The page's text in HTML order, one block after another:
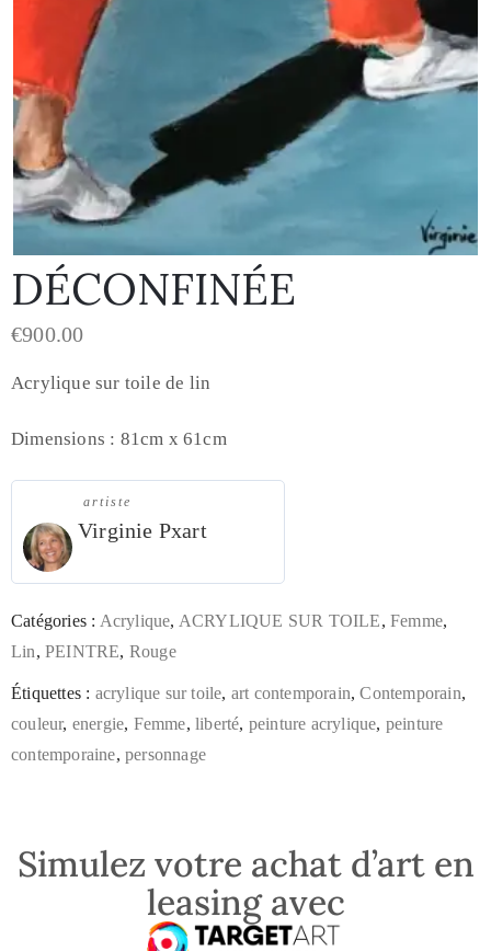
DÉCONFINÉE
€900.00
Acrylique sur toile de lin
Dimensions : 81cm x 61cm
artiste
Virginie Pxart
Catégories : Acrylique, ACRYLIQUE SUR TOILE,Femme,
Lin,PEINTRE, Rouge
Étiquettes : acrylique sur toile, art contemporain,Contemporain,
couleur, energie, Femme,liberté, peinture acrylique, peinture
contemporaine,personnage
Simulez votre achat d’art en
leasing avec